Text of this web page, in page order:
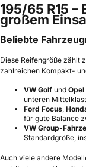
195/65 R15
großem
Beliebte
Diese Reifengröße zählt
zahlreichen Kompakt-
VW Golf und
unteren
Ford Focus
für gute Balance
VW Group-
Standardgröße,
Auch viele andere